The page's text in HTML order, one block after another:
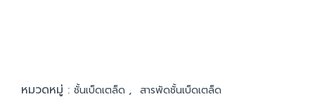
หมวดหมู่ : ชั้นเบ็ดเตล็ด , สารพัดชั้นเบ็ดเตล็ด